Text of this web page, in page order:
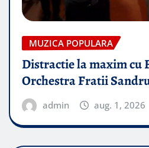
MUZICA POPULARA
Distractie la maxim cu
Orchestra Fratii
admin aug. 1, 2026